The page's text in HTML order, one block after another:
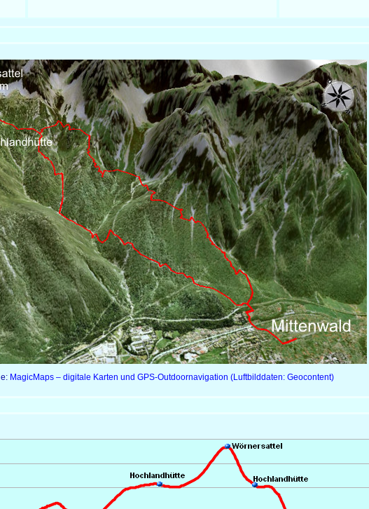
MagicMaps – digitale Karten und GPS-Outdoornavigation (Luftbilddaten: Geocontent)